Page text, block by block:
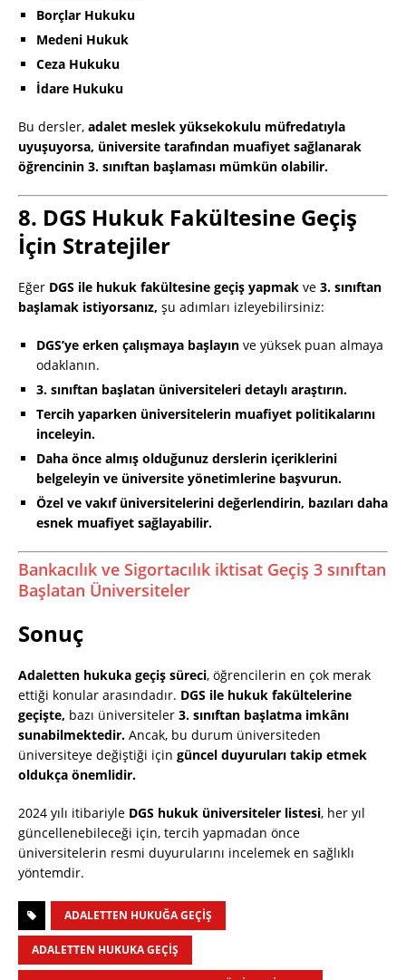
Borçlar Hukuku
Medeni Hukuk
Ceza Hukuku
İdare Hukuku
Bu dersler, adalet meslek yüksekokulu müfredatıyla
uyuşuyorsa, üniversite tarafından muafiyet sağlanarak
öğrencinin 3. sınıftan başlaması mümkün olabilir.
8. DGS Hukuk Fakültesine Geçiş
İçin Stratejiler
Eğer DGS ile hukuk fakültesine geçiş yapmak ve 3. sınıftan
başlamak istiyorsanız, şu adımları izleyebilirsiniz:
DGS’ye erken çalışmaya başlayın ve yüksek puan almaya
odaklanın.
3. sınıftan başlatan üniversiteleri detaylı araştırın.
Tercih yaparken üniversitelerin muafiyet politikalarını
inceleyin.
Daha önce almış olduğunuz derslerin içeriklerini
belgeleyin ve üniversite yönetimlerine başvurun.
Özel ve vakıf üniversitelerini değerlendirin, bazıları daha
esnek muafiyet sağlayabilir.
Bankacılık ve Sigortacılık iktisat Geçiş 3 sınıftan
Başlatan Üniversiteler
Sonuç
Adaletten hukuka geçiş süreci, öğrencilerin en çok merak
ettiği konular arasındadır. DGS ile hukuk fakültelerine
geçişte, bazı üniversiteler 3. sınıftan başlatma imkânı
sunabilmektedir. Ancak, bu durum üniversiteden
üniversiteye değiştiği için güncel duyuruları takip etmek
oldukça önemlidir.
2024 yılı itibariyle DGS hukuk üniversiteler listesi, her yıl
güncellenebileceği için, tercih yapmadan önce
üniversitelerin resmi duyurularını incelemek en sağlıklı
yöntemdir.
ADALETTEN HUKUĞA GEÇIŞ
ADALETTEN HUKUKA GEÇIŞ